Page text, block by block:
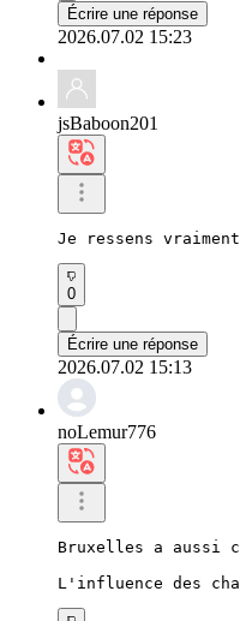
Écrire une réponse
2026.07.02 15:23
jsBaboon201
Je ressens
0
Écrire une réponse
2026.07.02 15:13
noLemur776
Bruxelles a aussi
L'influence des